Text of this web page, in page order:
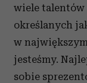
wiele
określanych
w
jesteśmy.
sobie